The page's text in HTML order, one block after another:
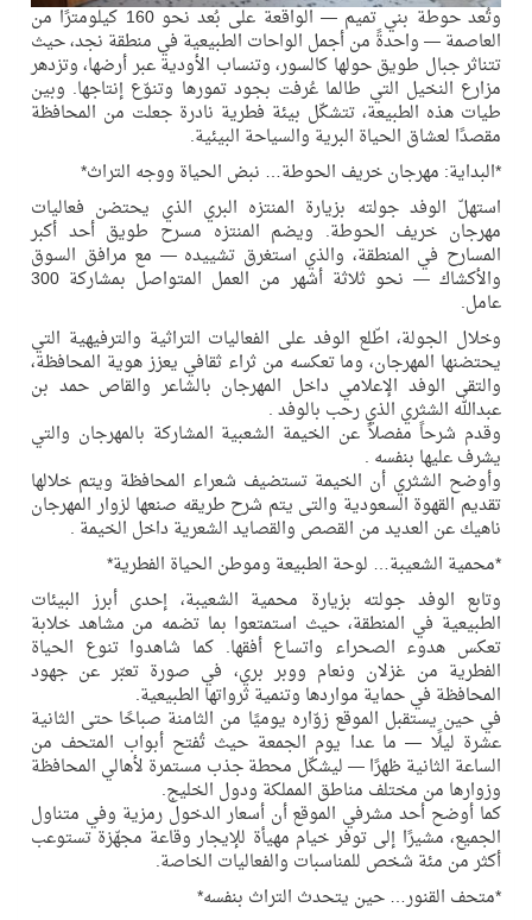
وتُعد حوطة بني تميم — الواقعة على بُعد نحو 160 كيلومترًا من
العاصمة — واحدةً من أجمل الواحات الطبيعية في منطقة نجد، حيث
تتناثر جبال طويق حولها كالسور، وتنساب الأودية عبر أرضها، وتزدهر
مزارع النخيل التي طالما عُرفت بجود تمورها وتنوّع إنتاجها. وبين
طيات هذه الطبيعة، تتشكّل بيئة فطرية نادرة جعلت من المحافظة
مقصدًا لعشاق الحياة البرية والسياحة البيئية.
*البداية: مهرجان خريف الحوطة… نبض الحياة ووجه التراث*
استهلّ الوفد جولته بزيارة المنتزه البري الذي يحتضن فعاليات
مهرجان خريف الحوطة. ويضم المنتزه مسرح طويق أحد أكبر
المسارح في المنطقة، والذي استغرق تشييده — مع مرافق السوق
والأكشاك — نحو ثلاثة أشهر من العمل المتواصل بمشاركة 300
عامل.
وخلال الجولة، اطّلع الوفد على الفعاليات التراثية والترفيهية التي
يحتضنها المهرجان، وما تعكسه من ثراء ثقافي يعزز هوية المحافظة،
والتقى الوفد الإعلامي داخل المهرجان بالشاعر والقاص حمد بن
عبدالله الشثري الذي رحب بالوفد .
وقدم شرحاً مفصلاً عن الخيمة الشعبية المشاركة بالمهرجان والتي
يشرف عليها بنفسه .
وأوضح الشثري أن الخيمة تستضيف شعراء المحافظة ويتم خلالها
تقديم القهوة السعودية والتى يتم شرح طريقه صنعها لزوار المهرجان
ناهيك عن العديد من القصص والقصايد الشعرية داخل الخيمة .
*محمية الشعيبة… لوحة الطبيعة وموطن الحياة الفطرية*
وتابع الوفد جولته بزيارة محمية الشعيبة، إحدى أبرز البيئات
الطبيعية في المنطقة، حيث استمتعوا بما تضمه من مشاهد خلابة
تعكس هدوء الصحراء واتساع أفقها. كما شاهدوا تنوع الحياة
الفطرية من غزلان ونعام ووبر بري، في صورة تعبّر عن جهود
المحافظة في حماية مواردها وتنمية ثرواتها الطبيعية.
في حين يستقبل الموقع زوّاره يوميًا من الثامنة صباحًا حتى الثانية
عشرة ليلًا — ما عدا يوم الجمعة حيث تُفتح أبواب المتحف من
الساعة الثانية ظهرًا — ليشكّل محطة جذب مستمرة لأهالي المحافظة
وزوارها من مختلف مناطق المملكة ودول الخليج.
كما أوضح أحد مشرفي الموقع أن أسعار الدخول رمزية وفي متناول
الجميع، مشيرًا إلى توفر خيام مهيأة للإيجار وقاعة مجهّزة تستوعب
أكثر من مئة شخص للمناسبات والفعاليات الخاصة.
*متحف القنور… حين يتحدث التراث بنفسه*